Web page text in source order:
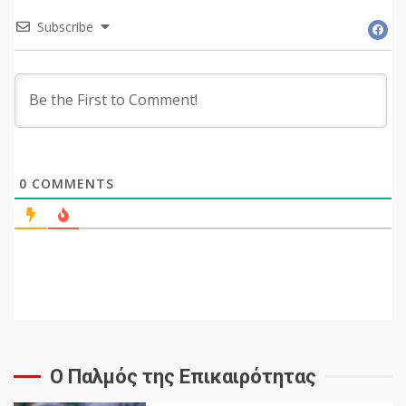
Subscribe
0 COMMENTS
Ο Παλμός της Επικαιρότητας